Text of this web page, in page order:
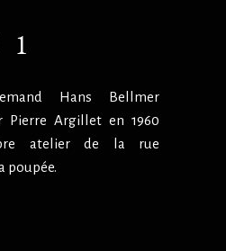
1
Hans Bellmer
Pierre Argillet en 1960
atelier de la rue
poupée.